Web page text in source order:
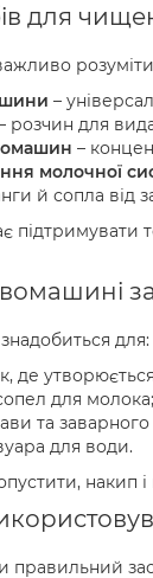
для
важливо
–
розчин для
–
молочної
й сопла від
для:
де
для молока;
та заварного
для води.
накип
правильний